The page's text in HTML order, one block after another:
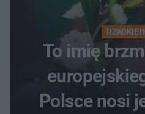
RZADKIE
To imię
Polsce nosi